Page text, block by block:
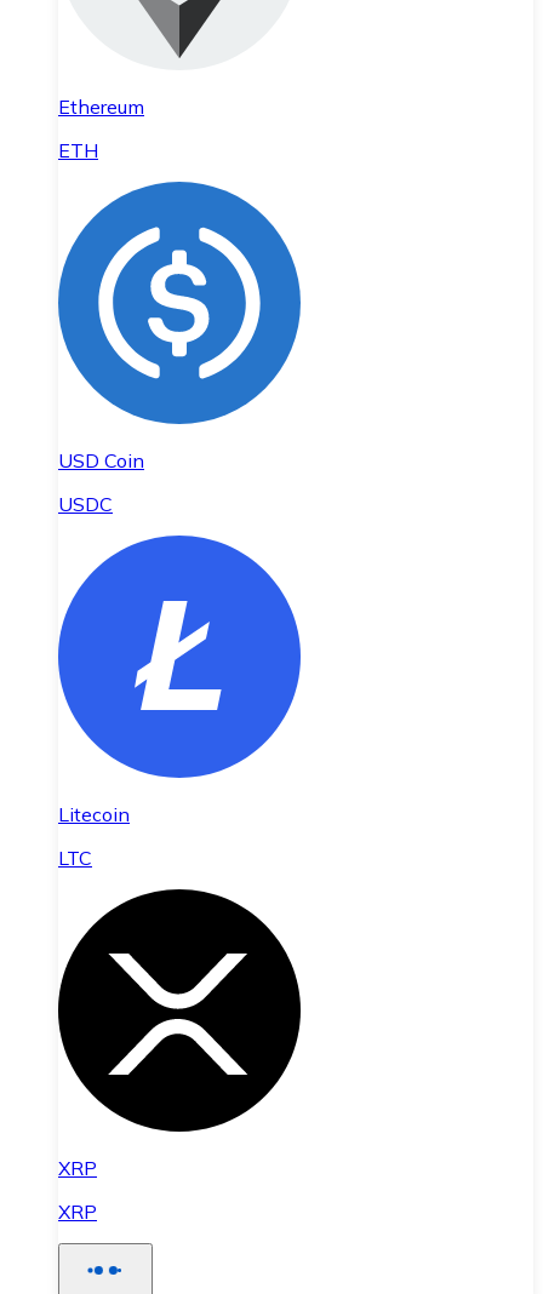
Ethereum
ETH
USD Coin
USDC
Litecoin
LTC
XRP
XRP